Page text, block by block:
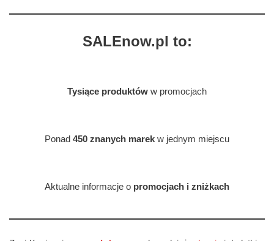
SALEnow.pl to:
Tysiące produktów w promocjach
Ponad 450 znanych marek w jednym miejscu
Aktualne informacje o promocjach i zniżkach